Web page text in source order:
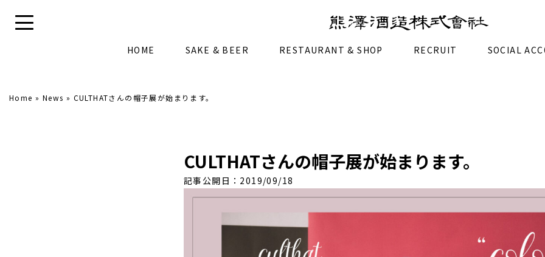
HOME SAKE & BEER RESTAURANT & SHOP RECRUIT SOCIAL
Home » News » CULTHATさんの帽子展が始まります。
CULTHATさんの帽子展が始まります。
記事公開日：2019/09/18